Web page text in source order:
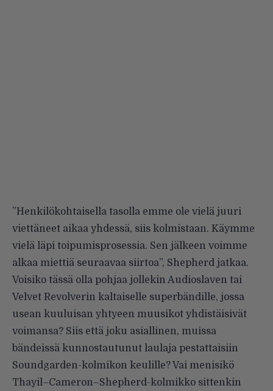
”Henkilökohtaisella tasolla emme ole vielä juuri
viettäneet aikaa yhdessä, siis kolmistaan. Käymme
vielä läpi toipumisprosessia. Sen jälkeen voimme
alkaa miettiä seuraavaa siirtoa”, Shepherd jatkaa.
Voisiko tässä olla pohjaa jollekin Audioslaven tai
Velvet Revolverin kaltaiselle superbändille, jossa
usean kuuluisan yhtyeen muusikot yhdistäisivät
voimansa? Siis että joku asiallinen, muissa
bändeissä kunnostautunut laulaja pestattaisiin
Soundgarden-kolmikon keulille? Vai menisikö
Thayil–Cameron–Shepherd-kolmikko sittenkin